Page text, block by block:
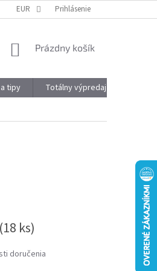
ZĽAVY VÝHODY REGISTRÁCIE
EUR Prihlásenie
NÁKUPNÝ
Prázdny košík
tipy Totálny výpredaj
(18 ks)
doručenia